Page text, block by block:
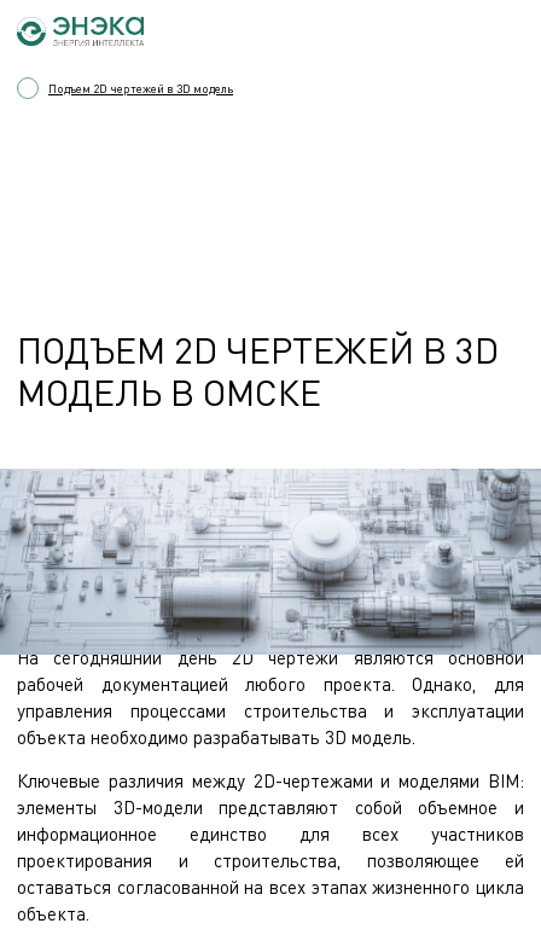
Подъем 2D чертежей в 3D модель
ПОДЪЕМ 2D ЧЕРТЕЖЕЙ В 3D
МОДЕЛЬ В ОМСКЕ
ДЛЯ ЧЕГО ЭТО НУЖНО?
На сегодняшний день 2D чертежи являются основной
рабочей документацией любого проекта. Однако, для
управления процессами строительства и эксплуатации
объекта необходимо разрабатывать 3D модель.
Ключевые различия между 2D-чертежами и моделями BIM:
элементы 3D-модели представляют собой объемное и
информационное единство для всех участников
проектирования и строительства, позволяющее ей
оставаться согласованной на всех этапах жизненного цикла
объекта.